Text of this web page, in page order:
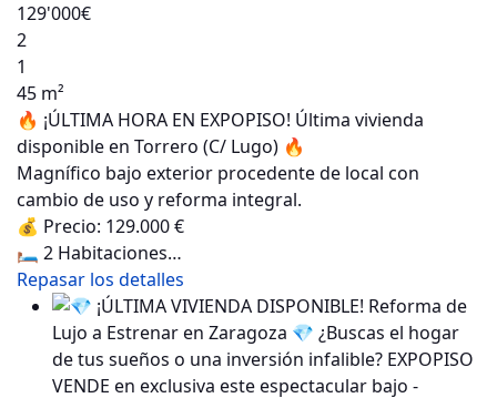
129'000€
2
1
45 m²
🔥 ¡ÚLTIMA HORA EN EXPOPISO! Última vivienda
disponible en Torrero (C/ Lugo) 🔥
Magnífico bajo exterior procedente de local con
cambio de uso y reforma integral.
💰 Precio: 129.000 €
🛏️ 2 Habitaciones…
Repasar los detalles